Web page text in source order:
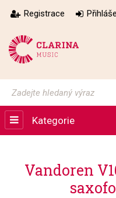
Registrace
Kategorie
Vandoren